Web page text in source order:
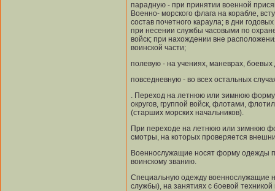
парадную - при принятии военной
Военно- морского флага на корабле,
состав почетного караула; в дни
при несении службы часовыми по
войск; при нахождении вне
воинской части;
полевую - на учениях, маневрах,
повседневную - во всех остальных
. Переход на летнюю или зимнюю форму
округов, группой войск, флотами,
(старших морских начальников).
При переходе на летнюю или зимнюю
смотры, на которых проверяется
Военнослужащие носят форму одежды
воинскому званию.
Специальную одежду военнослужащие
службы), на занятиях с боевой